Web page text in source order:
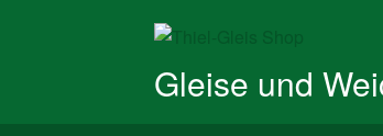
Zur
springen
Zum
springen
Gleise und